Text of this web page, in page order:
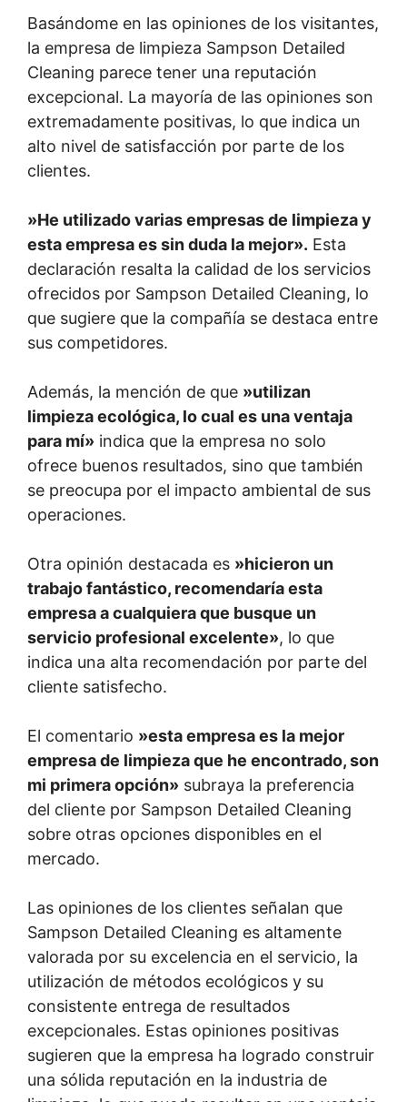
Basándome en las opiniones de los visitantes,
la empresa de limpieza Sampson Detailed
Cleaning parece tener una reputación
excepcional. La mayoría de las opiniones son
extremadamente positivas, lo que indica un
alto nivel de satisfacción por parte de los
clientes.
»He utilizado varias empresas de limpieza y
esta empresa es sin duda la mejor». Esta
declaración resalta la calidad de los servicios
ofrecidos por Sampson Detailed Cleaning, lo
que sugiere que la compañía se destaca entre
sus competidores.
Además, la mención de que »utilizan
limpieza ecológica, lo cual es una ventaja
para mí» indica que la empresa no solo
ofrece buenos resultados, sino que también
se preocupa por el impacto ambiental de sus
operaciones.
Otra opinión destacada es »hicieron un
trabajo fantástico, recomendaría esta
empresa a cualquiera que busque un
servicio profesional excelente», lo que
indica una alta recomendación por parte del
cliente satisfecho.
El comentario »esta empresa es la mejor
empresa de limpieza que he encontrado, son
mi primera opción» subraya la preferencia
del cliente por Sampson Detailed Cleaning
sobre otras opciones disponibles en el
mercado.
Las opiniones de los clientes señalan que
Sampson Detailed Cleaning es altamente
valorada por su excelencia en el servicio, la
utilización de métodos ecológicos y su
consistente entrega de resultados
excepcionales. Estas opiniones positivas
sugieren que la empresa ha logrado construir
una sólida reputación en la industria de